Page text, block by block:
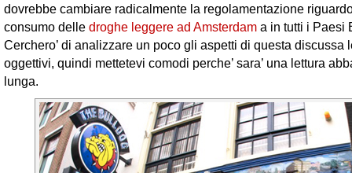
dovrebbe cambiare radicalmente la regolamentazione
consumo delle droghe leggere ad Amsterdam a in tutti i Paesi
Cerchero’ di analizzare un poco gli aspetti di questa discussa
oggettivi, quindi mettetevi comodi perche’ sara’ una lettura
lunga.